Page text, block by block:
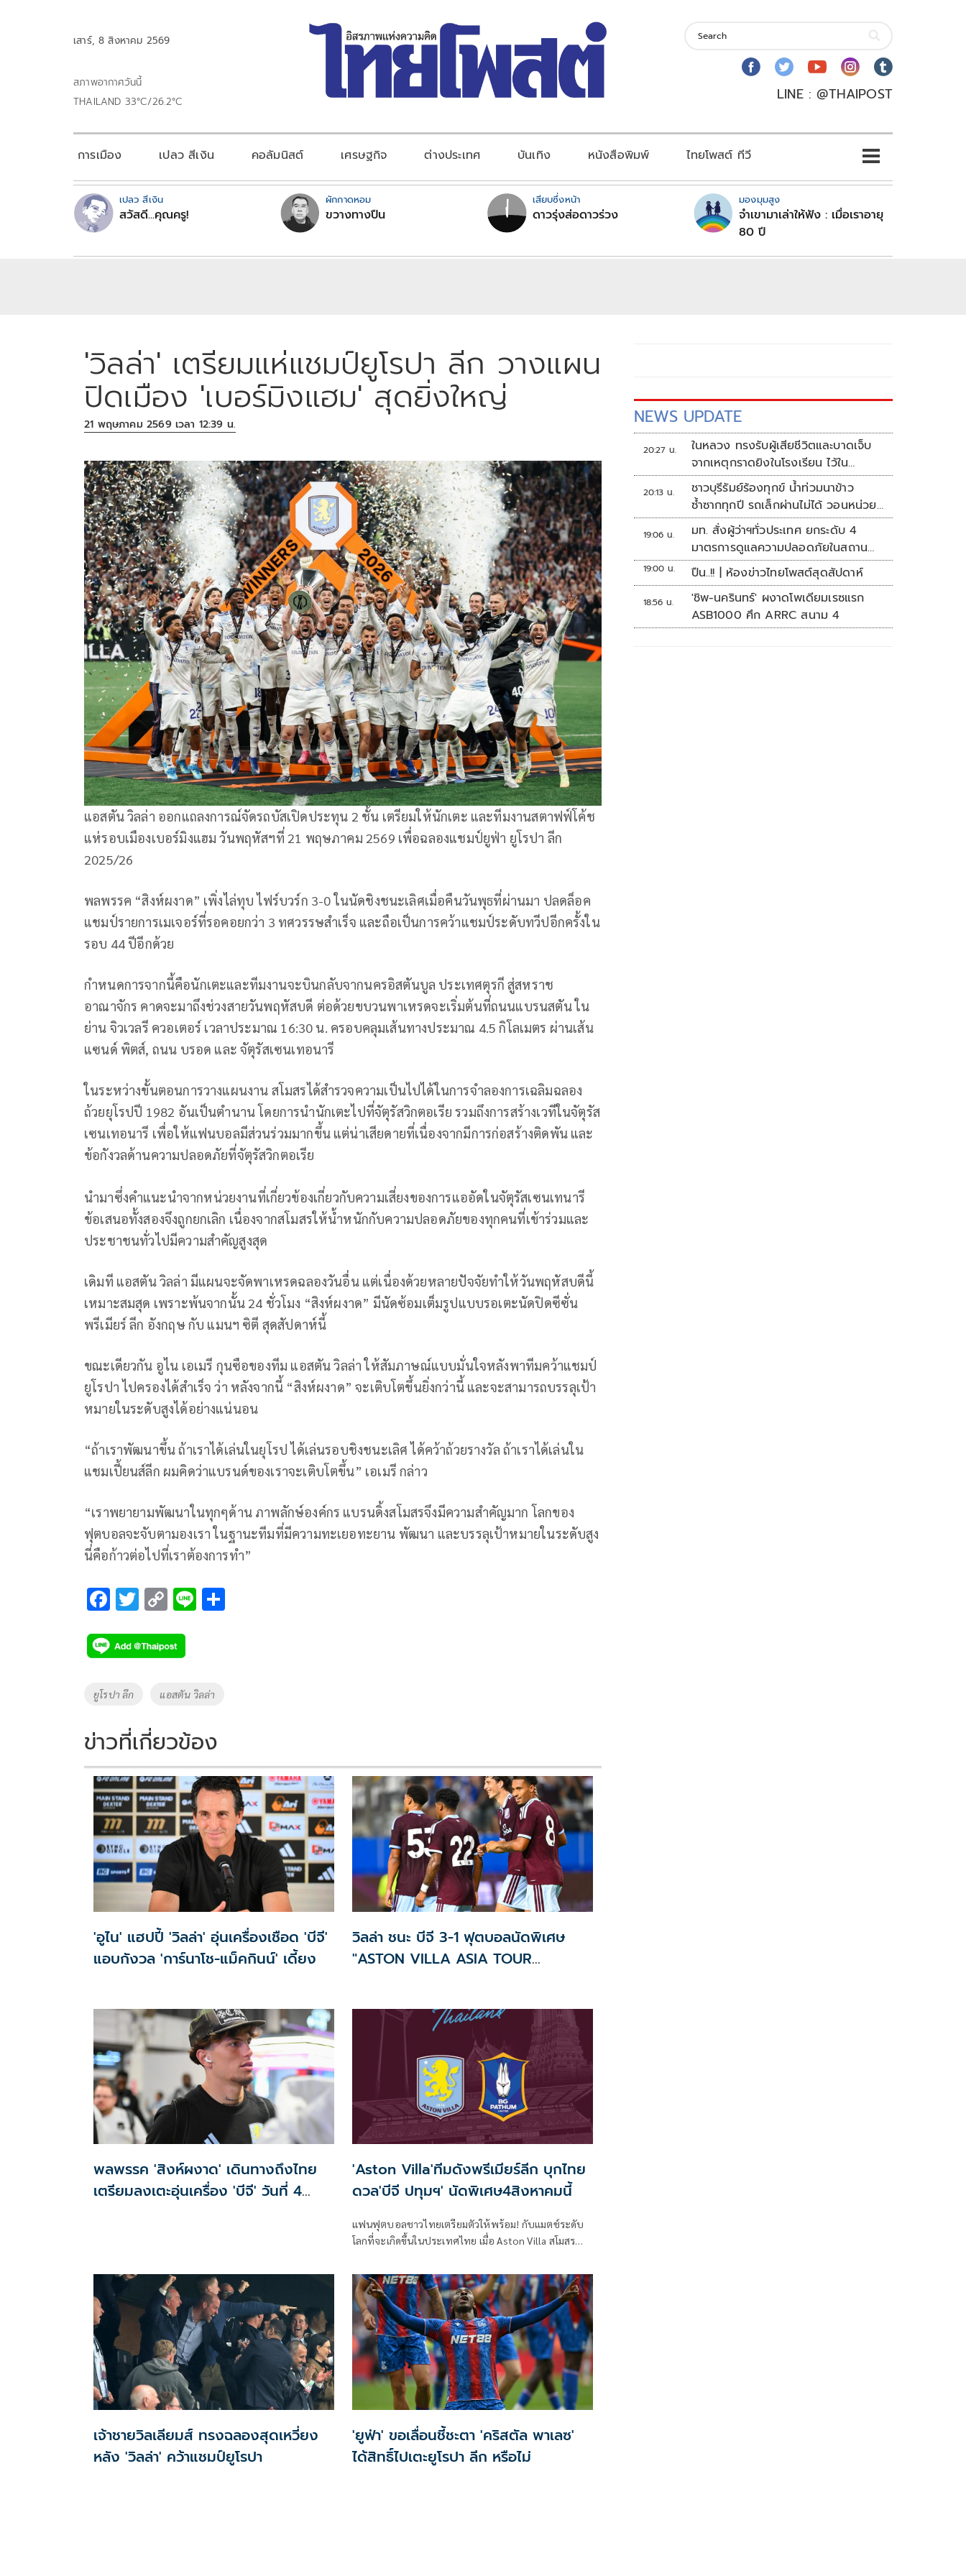
เสาร์, 8 สิงหาคม 2569
สภาพอากาศวันนี้
THAILAND 33°C/26.2°C
LINE : @THAIPOST
การเมือง เปลว สีเงิน คอลัมนิสต์ เศรษฐกิจ ต่างประเทศ บันเทิง หนังสือพิมพ์ ไทยโพสต์ ทีวี
เปลว สีเงิน
สวัสดี...คุณครู!
ผักกาดหอม
ขวางทางปืน
เสียบซึ่งหน้า
ดาวรุ่งส่อดาวร่วง
มองมุมสูง
จำเขามาเล่าให้ฟัง : เมื่อเราอายุ
80 ปี
'วิลล่า' เตรียมแห่แชมป์ยูโรปา ลีก วางแผน
ปิดเมือง 'เบอร์มิงแฮม' สุดยิ่งใหญ่
21 พฤษภาคม 2569 เวลา 12:39 น.
แอสตัน วิลล่า ออกแถลงการณ์จัดรถบัสเปิดประทุน 2 ชั้น เตรียมให้นักเตะ และทีมงานสตาฟฟ์โค้ช
แห่รอบเมืองเบอร์มิงแฮม วันพฤหัสฯที่ 21 พฤษภาคม 2569 เพื่อฉลองแชมป์ยูฟ่า ยูโรปา ลีก
2025/26
พลพรรค “สิงห์ผงาด” เพิ่งไล่ทุบ ไฟร์บวร์ก 3-0 ในนัดชิงชนะเลิศเมื่อคืนวันพุธที่ผ่านมา ปลดล็อค
แชมป์รายการเมเจอร์ที่รอคอยกว่า 3 ทศวรรษสำเร็จ และถือเป็นการคว้าแชมป์ระดับทวีปอีกครั้งใน
รอบ 44 ปีอีกด้วย
กำหนดการจากนี้คือนักเตะและทีมงานจะบินกลับจากนครอิสตันบูล ประเทศตุรกี สู่สหราช
อาณาจักร คาดจะมาถึงช่วงสายวันพฤหัสบดี ต่อด้วยขบวนพาเหรดจะเริ่มต้นที่ถนนแบรนสตัน ใน
ย่าน จิวเวลรี ควอเตอร์ เวลาประมาณ 16:30 น. ครอบคลุมเส้นทางประมาณ 4.5 กิโลเมตร ผ่านเส้น
แซนด์ พิตส์, ถนน บรอด และ จัตุรัสเซนเทอนารี
ในระหว่างขั้นตอนการวางแผนงาน สโมสรได้สำรวจความเป็นไปได้ในการจำลองการเฉลิมฉลอง
ถ้วยยุโรปปี 1982 อันเป็นตำนาน โดยการนำนักเตะไปที่จัตุรัสวิกตอเรีย รวมถึงการสร้างเวทีในจัตุรัส
เซนเทอนารี เพื่อให้แฟนบอลมีส่วนร่วมมากขึ้น แต่น่าเสียดายที่เนื่องจากมีการก่อสร้างติดพัน และ
ข้อกังวลด้านความปลอดภัยที่จัตุรัสวิกตอเรีย
นำมาซึ่งคำแนะนำจากหน่วยงานที่เกี่ยวข้องเกี่ยวกับความเสี่ยงของการแออัดในจัตุรัสเซนเทนารี
ข้อเสนอทั้งสองจึงถูกยกเลิก เนื่องจากสโมสรให้น้ำหนักกับความปลอดภัยของทุกคนที่เข้าร่วมและ
ประชาชนทั่วไปมีความสำคัญสูงสุด
เดิมที แอสตัน วิลล่า มีแผนจะจัดพาเหรดฉลองวันอื่น แต่เนื่องด้วยหลายปัจจัยทำให้วันพฤหัสบดีนี้
เหมาะสมสุด เพราะพ้นจากนั้น 24 ชั่วโมง “สิงห์ผงาด” มีนัดซ้อมเต็มรูปแบบรอเตะนัดปิดซีซั่น
พรีเมียร์ ลีก อังกฤษ กับ แมนฯ ซิตี สุดสัปดาห์นี้
ขณะเดียวกัน อูไน เอเมรี กุนซือของทีม แอสตัน วิลล่า ให้สัมภาษณ์แบบมั่นใจหลังพาทีมคว้าแชมป์
ยูโรปา ไปครองได้สำเร็จ ว่า หลังจากนี้ “สิงห์ผงาด” จะเติบโตขึ้นยิ่งกว่านี้ และจะสามารถบรรลุเป้า
หมายในระดับสูงได้อย่างแน่นอน
“ถ้าเราพัฒนาขึ้น ถ้าเราได้เล่นในยุโรป ได้เล่นรอบชิงชนะเลิศ ได้คว้าถ้วยรางวัล ถ้าเราได้เล่นใน
แชมเปี้ยนส์ลีก ผมคิดว่าแบรนด์ของเราจะเติบโตขึ้น” เอเมรี กล่าว
“เราพยายามพัฒนาในทุกๆด้าน ภาพลักษ์องค์กร แบรนดิ้งสโมสรจึงมีความสำคัญมาก โลกของ
ฟุตบอลจะจับตามองเรา ในฐานะทีมที่มีความทะเยอทะยาน พัฒนา และบรรลุเป้าหมายในระดับสูง
นี่คือก้าวต่อไปที่เราต้องการทำ”
F
e
b
o
k
T
tt
er
C
p
y
Li
k
Li
Tags
ยูโรปา ลีก แอสตัน วิลล่า
ข่าวที่เกี่ยวข้อง
'อูไน' แฮปปี้ 'วิลล่า' อุ่นเครื่องเชือด 'บีจี'
แอบกังวล 'การ์นาโช-แม็คกินน์' เดี้ยง
วิลล่า ชนะ บีจี 3-1 ฟุตบอลนัดพิเศษ
"ASTON VILLA ASIA TOUR
พลพรรค 'สิงห์ผงาด' เดินทางถึงไทย
เตรียมลงเตะอุ่นเครื่อง 'บีจี' วันที่ 4
'Aston Villa'ทีมดังพรีเมียร์ลีก บุกไทย
ดวล'บีจี ปทุมฯ' นัดพิเศษ4สิงหาคมนี้
แฟนฟุตบอลชาวไทยเตรียมตัวให้พร้อม! กับแมตช์ระดับ
โลกที่จะเกิดขึ้นในประเทศไทย เมื่อ Aston Villa สโมสร
Europa League ทีมล่าสุด เตรียมเดินทางสู่ประเทศไทย
เพื่อพบกับ BG Pathum United ในการแข่งขันฟุตบอลนัด
อุ่นเครื่อง ระดับนานาชาติ
เจ้าชายวิลเลียมส์ ทรงฉลองสุดเหวี่ยง
หลัง 'วิลล่า' คว้าแชมป์ยูโรปา
'ยูฟ่า' ขอเลื่อนชี้ชะตา 'คริสตัล พาเลซ'
ได้สิทธิ์ไปเตะยูโรปา ลีก หรือไม่
NEWS UPDATE
20:27 น.
ในหลวง ทรงรับผู้เสียชีวิตและบาดเจ็บ
จากเหตุกราดยิงในโรงเรียน ไว้ใน
พระบรมราชานุเคราะห์
20:13 น.
ชาวบุรีรัมย์ร้องทุกข์ น้ำท่วมนาข้าว
ซ้ำซากทุกปี รถเล็กผ่านไม่ได้ วอนหน่วย
งานเร่งแก้ไข
19:06 น.
มท. สั่งผู้ว่าฯทั่วประเทศ ยกระดับ 4
มาตรการดูแลความปลอดภัยในสถาน
ศึกษา
19:00 น. ปืน..!! | ห้องข่าวไทยโพสต์สุดสัปดาห์
18:56 น.
'ชิพ-นครินทร์' ผงาดโพเดียมเรซแรก
ASB1000 ศึก ARRC สนาม 4